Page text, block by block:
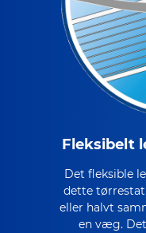
Fleksibelt
Det fleksible
dette
eller halvt
en væg.